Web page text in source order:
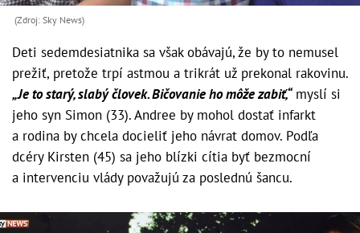
(Zdroj: Sky News)
Deti sedemdesiatnika sa však obávajú, že by to nemusel
prežiť, pretože trpí astmou a trikrát už prekonal rakovinu.
„Je to starý, slabý človek. Bičovanie ho môže zabiť,“myslí si
jeho syn Simon (33). Andree by mohol dostať infarkt
a rodina by chcela docieliť jeho návrat domov. Podľa
dcéry Kirsten (45) sa jeho blízki cítia byť bezmocní
a intervenciu vlády považujú za poslednú šancu.